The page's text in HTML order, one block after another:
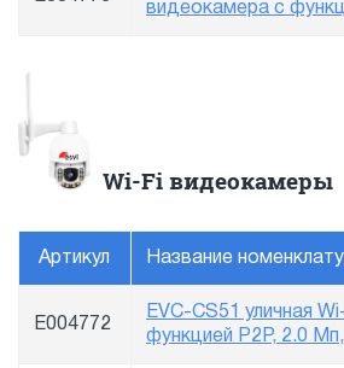
видеокамера с
Wi-Fi видеокамеры
Артикул Название
E004772
EVC-CS51 уличная
функцией P2P, 2.0